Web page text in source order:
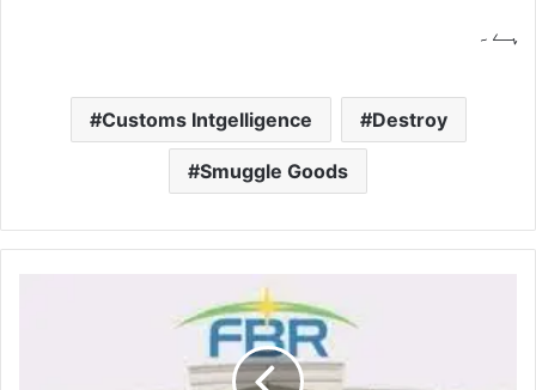
ہے۔
Customs Intgelligence Destroy
Smuggle Goods